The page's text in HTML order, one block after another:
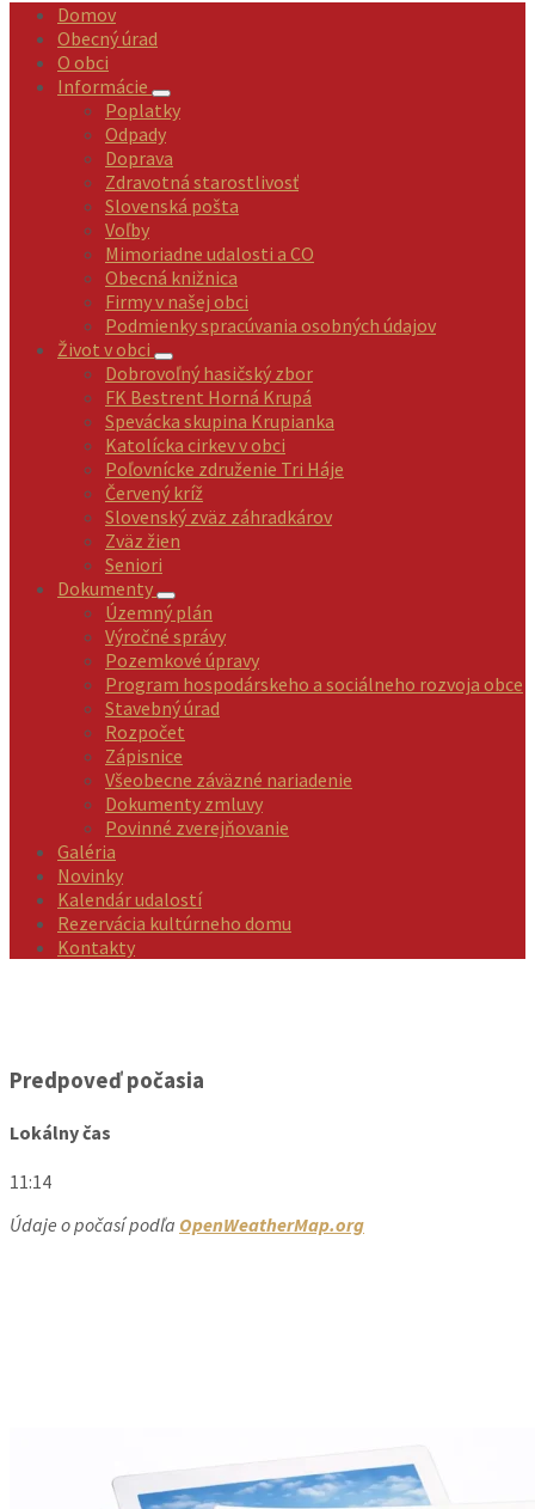
Domov
Obecný úrad
O obci
Informácie
Poplatky
Odpady
Doprava
Zdravotná starostlivosť
Slovenská pošta
Voľby
Mimoriadne udalosti a CO
Obecná knižnica
Firmy v našej obci
Podmienky spracúvania osobných údajov
Život v obci
Dobrovoľný hasičský zbor
FK Bestrent Horná Krupá
Spevácka skupina Krupianka
Katolícka cirkev v obci
Poľovnícke združenie Tri Háje
Červený kríž
Slovenský zväz záhradkárov
Zväz žien
Seniori
Dokumenty
Územný plán
Výročné správy
Pozemkové úpravy
Program hospodárskeho a sociálneho rozvoja obce
Stavebný úrad
Rozpočet
Zápisnice
Všeobecne záväzné nariadenie
Dokumenty zmluvy
Povinné zverejňovanie
Galéria
Novinky
Kalendár udalostí
Rezervácia kultúrneho domu
Kontakty
Predpoveď počasia
Lokálny čas
11:14
Údaje o počasí podľa OpenWeatherMap.org